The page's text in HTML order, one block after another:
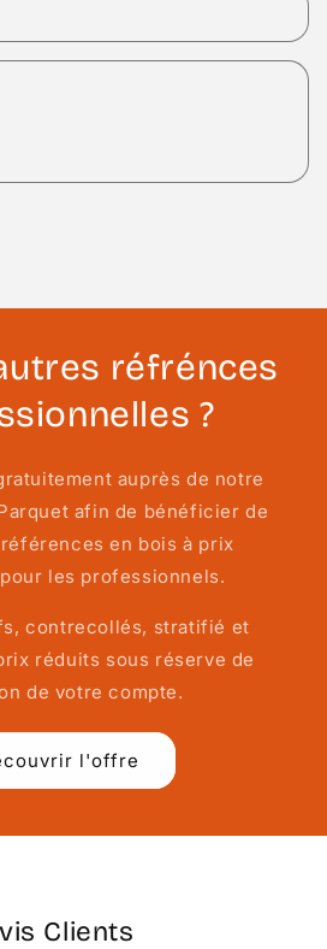
réfrénces
?
auprès de notre
afin de bénéficier de
en bois à prix
les professionnels.
contrecollés, stratifié et
réduits sous réserve de
de votre compte.
l'offre
Clients